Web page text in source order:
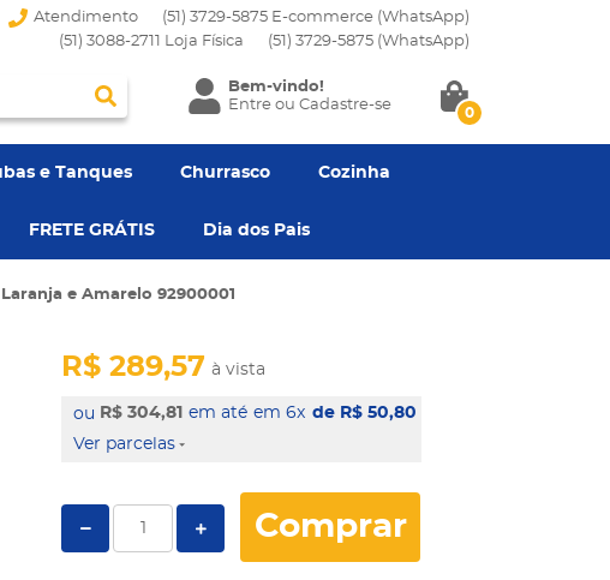
Atendimento
(51) 3729-5875 E-commerce (WhatsApp)
(51) 3088-2711 Loja Física
(51) 3729-5875 (WhatsApp)
Bem-vindo!
Entreou Cadastre-se 0
e Tanques Churrasco Cozinha
FRETE GRÁTIS Dia dos Pais
e Amarelo 92900001
R$ 304,81
R$ 289,57 à vista
em 6x de R$ 50,80
Ver parcelas
Comprar